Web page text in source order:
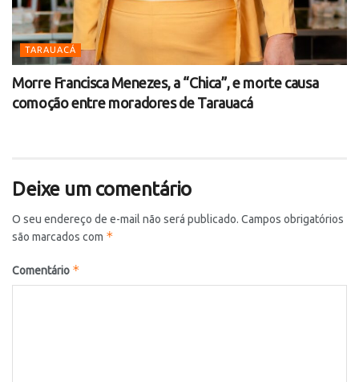
TARAUACÁ
Morre Francisca Menezes, a “Chica”, e morte causa
comoção entre moradores de Tarauacá
Deixe um comentário
O seu endereço de e-mail não será publicado. Campos obrigatórios
são marcados com *
Comentário *